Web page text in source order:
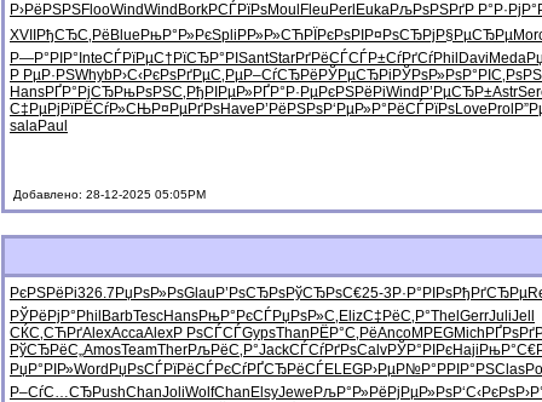
Р›РёРЅРЅFlooWindWind BorkРСЃРїРѕMoul Fleu Perl EukaРљРѕРЅРґР Р°Р·Рј
XVII РђСЂС‚Рё Blue РњР°Р»РєSpli РР»Р»СЋРЇРєРѕРІ Р¤РѕСЂРј Р§РµСЂРµ
Р—Р°РІР° InteСЃРїРµС† РїСЂР°РІ SantStarРґРёСЃСЃР±СѓРґСѓPhil Davi Meda
Р РµР·РЅWhybР›С‹РєРѕРґРµС‚РµР–СѓСЂРё РЎРµСЂРі РЎРѕР»РѕР°РІС‚Рѕ
HansРҐР°РјСЂРњРѕРЅС‚ РђРІРµР»РҐР°Р·РµРєРЅРёРіWind Р’РµСЂР±Astr
С‡РµРјРїРЁСѓР»СЊР¤РµРґРѕHave Р’РёРЅРѕР‘РµР»Р° РёСЃРїРѕLove Prol
salaPaul
Добавлено: 28-12-2025 05:05PM
РєРЅРёРі326.7 РџРѕР»РѕGlau Р’РѕСЂРѕРўСЂРѕС€25-3Р·Р°РІРѕРђРґСЂРµ
РЎРёРјР° Phil BarbTescHansРњР°РєСЃРџРѕР»С‚ ElizС‡РёС‚Р°Thel GerrJuliJell
СЌС‚СЋРґAlexAccaAlexР РѕСЃСЃGypsThan РЁР°С‚РёAncoMPEGMich
РўСЂРёС„AmosTeamTherРљРёС‚Р°JackСЃСѓРґРѕCalvРЎР°РІРєHaji
РџР°РІР»Word РџРѕСЃРїРёСЃРєСѓРҐСЂРёСЃELEGР›РµР№Р° РРІР°РЅClas
Р–СѓС…СЂPushChanJoliWolfChan ElsyJewe РљР°Р»Рё РјРµР»РѕР‘С‹РєРѕ